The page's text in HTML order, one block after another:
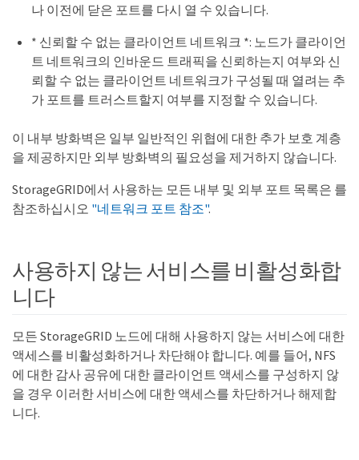
나 이전에 닫은 포트를 다시 열 수 있습니다.
* 신뢰할 수 없는 클라이언트 네트워크 *: 노드가 클라이언
트 네트워크의 인바운드 트래픽을 신뢰하는지 여부와 신
뢰할 수 없는 클라이언트 네트워크가 구성될 때 열려는 추
가 포트를 트러스트할지 여부를 지정할 수 있습니다.
이 내부 방화벽은 일부 일반적인 위협에 대한 추가 보호 계층
을 제공하지만 외부 방화벽의 필요성을 제거하지 않습니다.
StorageGRID에서 사용하는 모든 내부 및 외부 포트 목록은 를
참조하십시오 "네트워크 포트 참조".
사용하지 않는 서비스를 비활성화합
니다
모든 StorageGRID 노드에 대해 사용하지 않는 서비스에 대한
액세스를 비활성화하거나 차단해야 합니다. 예를 들어, NFS
에 대한 감사 공유에 대한 클라이언트 액세스를 구성하지 않
을 경우 이러한 서비스에 대한 액세스를 차단하거나 해제합
니다.